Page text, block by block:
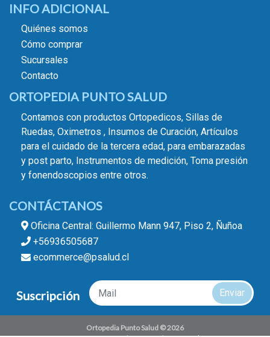
INFO ADICIONAL
Quiénes somos
Cómo comprar
Sucursales
Contacto
ORTOPEDIA PUNTO SALUD
Contamos con productos Ortopedicos, Sillas de
Ruedas, Oximetros , Insumos de Curación, Artículos
para el cuidado de la tercera edad, para embarazadas
y post parto, Instrumentos de medición, Toma presión
y fonendoscopios entre otros.
CONTÁCTANOS
Oficina Central: Guillermo Mann 947, Piso 2, Ñuñoa
+56936505687
ecommerce@psalud.cl
Suscripción Enviar
Ortopedia Punto Salud © 2026